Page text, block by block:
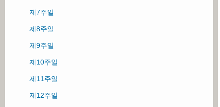
제4주일
제7주일
제8주일
제9주일
제10주일
제11주일
제12주일